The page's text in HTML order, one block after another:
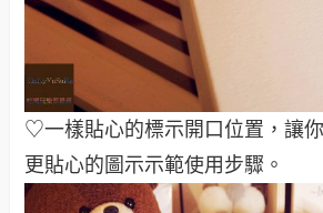
♡一樣貼心的標示開口位置，讓
更貼心的圖示示範使用步驟。